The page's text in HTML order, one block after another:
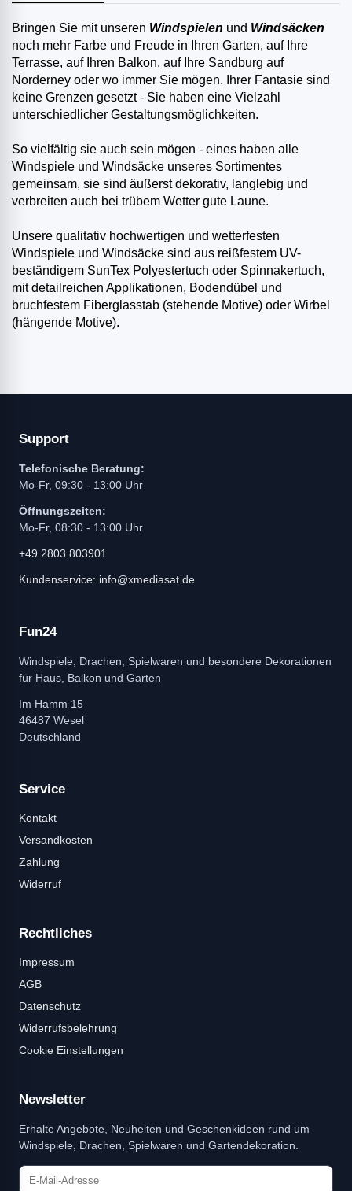
Bringen Sie mit unseren Windspielen und Windsäcken
noch mehr Farbe und Freude in Ihren Garten, auf Ihre
Terrasse, auf Ihren Balkon, auf Ihre Sandburg auf
Norderney oder wo immer Sie mögen. Ihrer Fantasie sind
keine Grenzen gesetzt - Sie haben eine Vielzahl
unterschiedlicher Gestaltungsmöglichkeiten.
So vielfältig sie auch sein mögen - eines haben alle
Windspiele und Windsäcke unseres Sortimentes
gemeinsam, sie sind äußerst dekorativ, langlebig und
verbreiten auch bei trübem Wetter gute Laune.
Unsere qualitativ hochwertigen und wetterfesten
Windspiele und Windsäcke sind aus reißfestem UV-
beständigem SunTex Polyestertuch oder Spinnakertuch,
mit detailreichen Applikationen, Bodendübel und
bruchfestem Fiberglasstab (stehende Motive) oder Wirbel
(hängende Motive).
Support
Telefonische Beratung:
Mo-Fr, 09:30 - 13:00 Uhr
Öffnungszeiten:
Mo-Fr, 08:30 - 13:00 Uhr
+49 2803 803901
Kundenservice: info@xmediasat.de
Fun24
Windspiele, Drachen, Spielwaren und besondere Dekorationen
für Haus, Balkon und Garten
Im Hamm 15
46487 Wesel
Deutschland
Service
Kontakt
Versandkosten
Zahlung
Widerruf
Rechtliches
Impressum
AGB
Datenschutz
Widerrufsbelehrung
Cookie Einstellungen
Newsletter
Erhalte Angebote, Neuheiten und Geschenkideen rund um
Windspiele, Drachen, Spielwaren und Gartendekoration.